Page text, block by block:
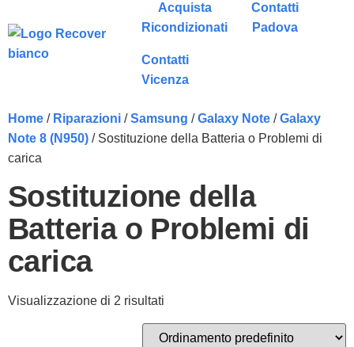
Acquista
Ricondizionati
Contatti
Padova
Contatti
Vicenza
Home / Riparazioni /Samsung /Galaxy Note /Galaxy
Note 8 (N950) / Sostituzione della Batteria o Problemi di
carica
Sostituzione della
Batteria o Problemi di
carica
Visualizzazione di 2 risultati